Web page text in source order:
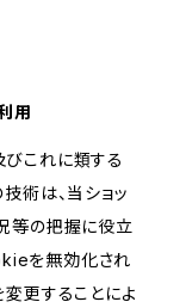
用
びこれに類する
術は、当ショッ
等の把握に役立
を無効化され
変更することによ